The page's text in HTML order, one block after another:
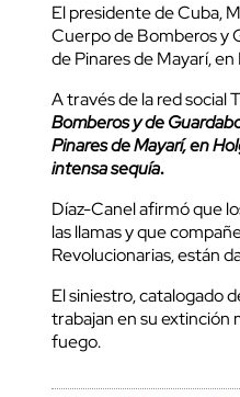
El presidente de Cuba,
Cuerpo de Bomberos y
de Pinares de Mayarí, en
A través de la red social
Bomberos y de
Pinares de Mayarí, en
intensa sequía.
Díaz-Canel afirmó que
las llamas y que
Revolucionarias, están
El siniestro, catalogado
trabajan en su extinción
fuego.